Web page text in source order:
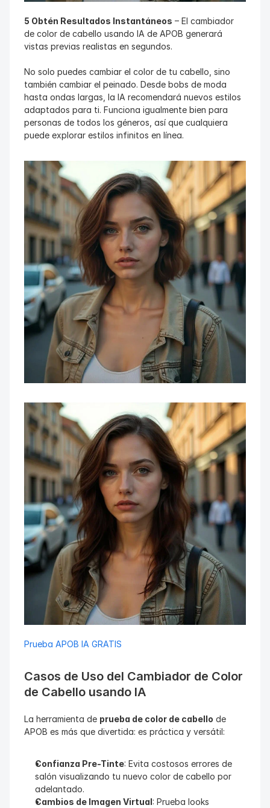
5 Obtén Resultados Instantáneos – El cambiador
de color de cabello usando IA de APOB generará
vistas previas realistas en segundos.
No solo puedes cambiar el color de tu cabello, sino
también cambiar el peinado. Desde bobs de moda
hasta ondas largas, la IA recomendará nuevos estilos
adaptados para ti. Funciona igualmente bien para
personas de todos los géneros, así que cualquiera
puede explorar estilos infinitos en línea.
Prueba APOB IA GRATIS
Casos de Uso del Cambiador de Color
de Cabello usando IA
La herramienta de prueba de color de cabello de
APOB es más que divertida: es práctica y versátil:
Confianza Pre-Tinte: Evita costosos errores de
salón visualizando tu nuevo color de cabello por
adelantado.
Cambios de Imagen Virtual: Prueba looks